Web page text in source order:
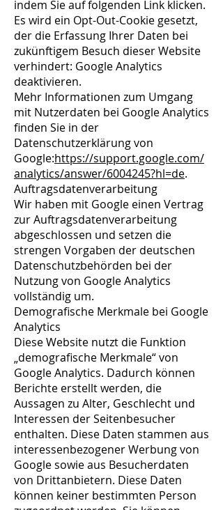
indem Sie auf folgenden Link klicken.
Es wird ein Opt-Out-Cookie gesetzt,
der die Erfassung Ihrer Daten bei
zukünftigem Besuch dieser Website
verhindert: Google Analytics
deaktivieren.
Mehr Informationen zum Umgang
mit Nutzerdaten bei Google Analytics
finden Sie in der
Datenschutzerklärung von
Google:https://support.google.com/
analytics/answer/6004245?hl=de.
Auftragsdatenverarbeitung
Wir haben mit Google einen Vertrag
zur Auftragsdatenverarbeitung
abgeschlossen und setzen die
strengen Vorgaben der deutschen
Datenschutzbehörden bei der
Nutzung von Google Analytics
vollständig um.
Demografische Merkmale bei Google
Analytics
Diese Website nutzt die Funktion
„demografische Merkmale“ von
Google Analytics. Dadurch können
Berichte erstellt werden, die
Aussagen zu Alter, Geschlecht und
Interessen der Seitenbesucher
enthalten. Diese Daten stammen aus
interessenbezogener Werbung von
Google sowie aus Besucherdaten
von Drittanbietern. Diese Daten
können keiner bestimmten Person